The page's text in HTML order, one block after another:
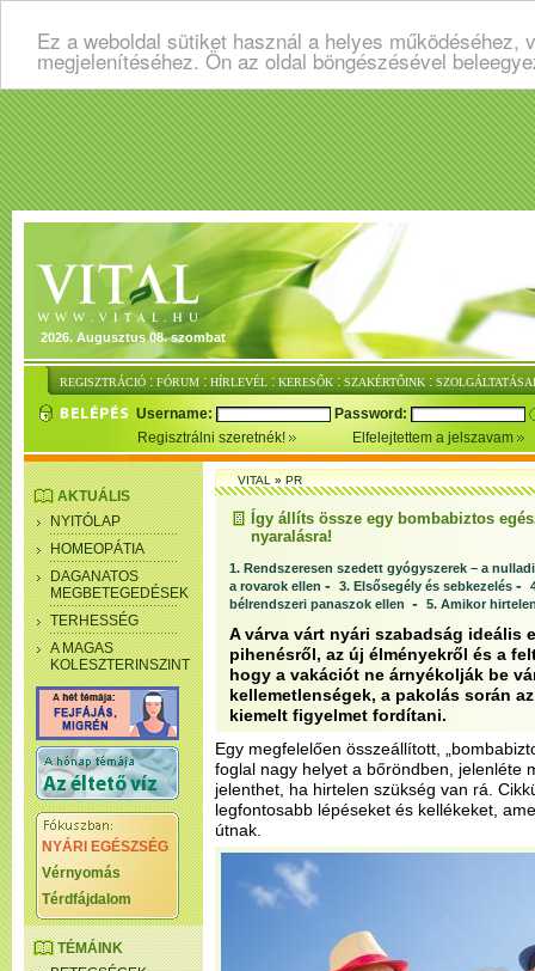
Ez a weboldal sütiket használ a helyes
megjelenítéséhez. Ön az oldal böngészésével
2026. Augusztus 08. szombat
REGISZTRÁCIÓ : FÓRUM : HÍRLEVÉL : KERESŐK : SZAKÉRTŐINK :
Username:
Password:
Regisztrálni szeretnék!
Elfelejtettem a jelszavam
AKTUÁLIS
NYITÓLAP
HOMEOPÁTIA
DAGANATOS
MEGBETEGEDÉSEK
TERHESSÉG
A MAGAS
KOLESZTERINSZINT
NYÁRI EGÉSZSÉG
Vérnyomás
Térdfájdalom
TÉMÁINK
VITAL»PR
Így állíts össze egy bombabiztos
nyaralásra!
1. Rendszeresen szedett gyógyszerek – a
a rovarok ellen - 3. Elsősegély és sebkezelés -
bélrendszeri panaszok ellen - 5. Amikor
A várva várt nyári szabadság ideális
pihenésről, az új élményekről és a
hogy a vakációt ne árnyékolják be
kellemetlenségek, a pakolás során
kiemelt figyelmet fordítani.
Egy megfelelően összeállított,
foglal nagy helyet a bőröndben, jelenléte
jelenthet, ha hirtelen szükség van rá.
legfontosabb lépéseket és kellékeket,
útnak.